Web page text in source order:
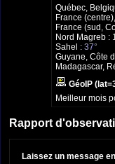
Québec,
France
France (sud,
Nord Magreb :
Sahel : 37°
Guyane, Côte
Madagascar,
GéoIP
Meilleur mois
Rapport
Laissez un message